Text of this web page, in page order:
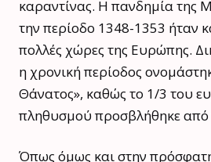
καραντίνας. Η πανδημία της
την περίοδο 1348-1353 ήταν
πολλές χώρες της Ευρώπης.
η χρονική περίοδος
Θάνατος», καθώς το 1/3 του
πληθυσμού προσβλήθηκε από
Όπως όμως και στην